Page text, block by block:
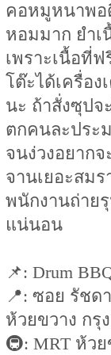
คอหมูหนาพอ
หอมมาก ยำเ
เพราะเนื้อที่
โต๊ะได้เครื่อ
นะ ถ้าสั่งซุปจ
ตกคนละประ
จนง่วงอยาก
จานเยอะสม
พนักงานถ่าย
แน่นอน
📌: Drum
📍: ซอย รัชด
ห้วยขวาง กรุ
🚇: MRT ห้วย